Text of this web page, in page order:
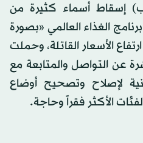
إسقاط أسماء كثيرة من
الغذاء العالمي «بصورة
الأسعار القاتلة، وحملت
عن التواصل والمتابعة مع
لإصلاح وتصحيح أوضاع
الأكثر فقراً وحاجة.